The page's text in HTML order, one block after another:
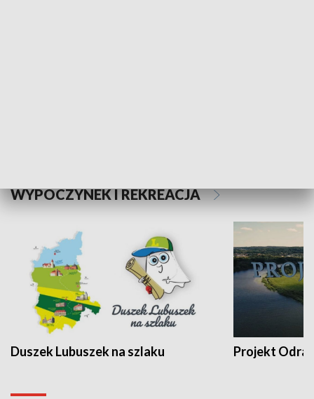
WYPOCZYNEK I REKREACJA
Duszek Lubuszek na szlaku Projekt Odra